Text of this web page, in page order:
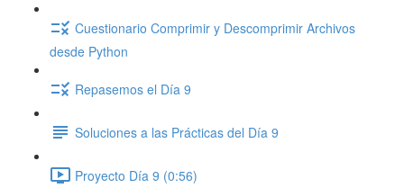
Cuestionario Comprimir y Descomprimir Archivos
desde Python
Repasemos el Día 9
Soluciones a las Prácticas del Día 9
Proyecto Día 9 (0:56)